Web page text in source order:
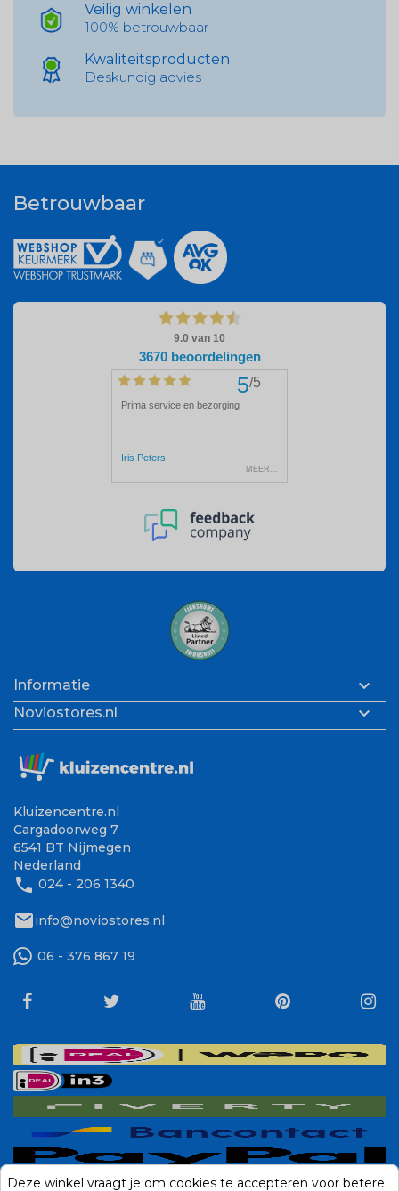
Veilig winkelen
100% betrouwbaar
Kwaliteitsproducten
Deskundig advies
Betrouwbaar
Informatie 
Noviostores.nl 
Kluizencentre.nl
Cargadoorweg 7
6541 BT Nijmegen
Nederland
phone 024 - 206 1340
mailinfo@noviostores.nl
06 - 376 867 19
Deze winkel vraagt je om cookies te accepteren voor betere